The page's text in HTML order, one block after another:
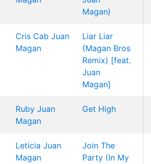
Magan)
Cris Cab Juan
Magan
Liar Liar
(Magan Bros
Remix) [feat.
Juan
Magan]
Ruby Juan
Magan
Get High
Leticia Juan
Magan
Join The
Party (In My